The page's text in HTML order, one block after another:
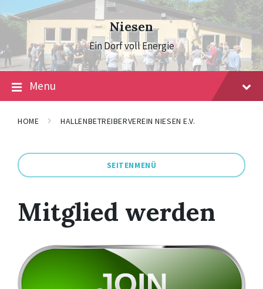
to
content
to
main
navigation
to
footer
Niesen
Ein Dorf voll Energie
Menu
HOME HALLENBETREIBERVEREIN NIESEN E.V.
SEITENMENÜ
Mitglied werden